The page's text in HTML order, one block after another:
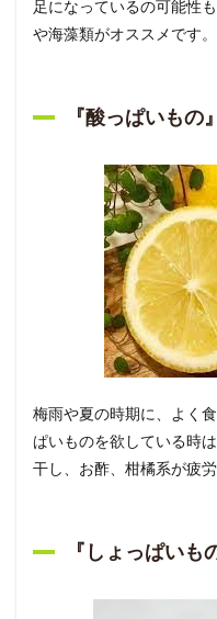
足になっているの可能性
や海藻類がオススメです。
『酸っぱいもの
梅雨や夏の時期に、よく
ぱいものを欲している時
干し、お酢、柑橘系が疲
『しょっぱいも